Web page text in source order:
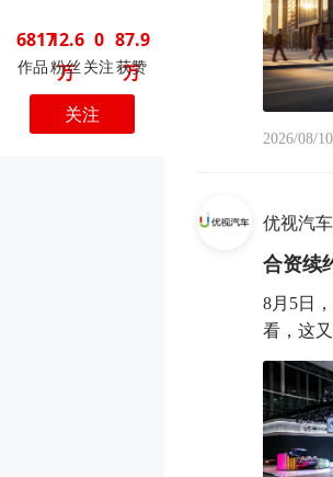
6817
作品
12.6
万
粉丝
0
关注
87.9
万
获赞
关注
2026/08/
优视汽车
合资续
8月5日
看，这